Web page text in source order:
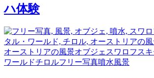
ハ体験
オーストリアの風景オブジェ スワロフス
ワールドチロルフリー写真噴水風景